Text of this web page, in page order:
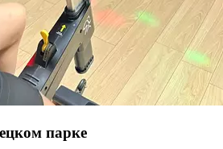
парке